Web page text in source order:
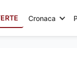
Cronaca